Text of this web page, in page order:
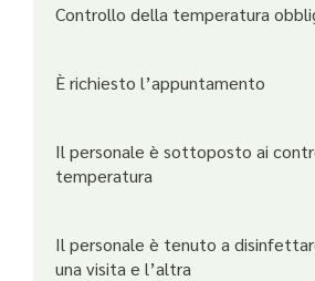
Controllo della temperatura
È richiesto l’appuntamento
Il personale è sottoposto ai
temperatura
Il personale è tenuto a
una visita e l’altra